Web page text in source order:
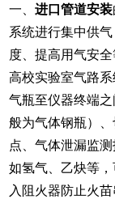
一、进口管道安装
系统进行集中供
度、提高用气安
高校实验室气路
气瓶至仪器终端
般为气体钢瓶）
点、气体泄漏监
如氢气、乙炔等
入阻火器防止火苗